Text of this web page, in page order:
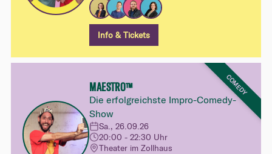
Info & Tickets
COMEDY
MAESTRO™
Die erfolgreichste Impro-Comedy-
Show
Sa., 26.09.26
20:00 - 22:30 Uhr
Theater im Zollhaus